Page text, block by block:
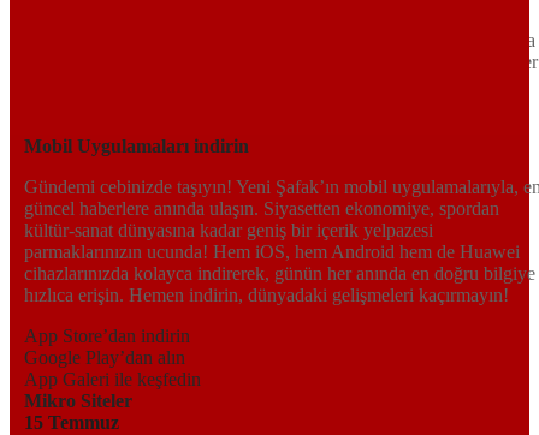
bir yelpazede sunduğu haberlerle, hem Türkiye’de hem de dünyada
neler olup bittiğini anında öğrenin. Dijital platformlarıyla her an, her
Mobil Uygulamaları indirin
Gündemi cebinizde taşıyın! Yeni Şafak’ın mobil uygulamalarıyla,
güncel haberlere anında ulaşın. Siyasetten ekonomiye, spordan
kültür-sanat dünyasına kadar geniş bir içerik yelpazesi
parmaklarınızın ucunda! Hem iOS, hem Android hem de Huawei
cihazlarınızda kolayca indirerek, günün her anında en doğru bilgiye
hızlıca erişin. Hemen indirin, dünyadaki gelişmeleri kaçırmayın!
App Store’dan indirin
Google Play’dan alın
App Galeri ile keşfedin
Mikro Siteler
15 Temmuz